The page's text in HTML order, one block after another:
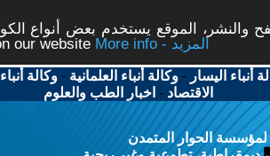
والنشر، الموقع يستخدم بعض أنواع
our website
More info - المزيد
أنباء اليسار -وكالة أنباء العلمانية -وكالة
الاقتصاد - اخبار الطب والعلوم
لمؤسسة الحوار المتمدن